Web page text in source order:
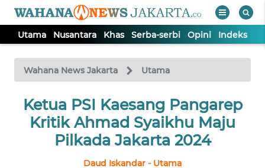
Utama Nusantara Khas Serba-serbi Opini Indeks
Wahana News Jakarta Utama
Ketua PSI Kaesang Pangarep
Kritik Ahmad Syaikhu Maju
Pilkada Jakarta 2024
Daud Iskandar - Utama
TV
Tutup
UTAMA
NUSANTARA